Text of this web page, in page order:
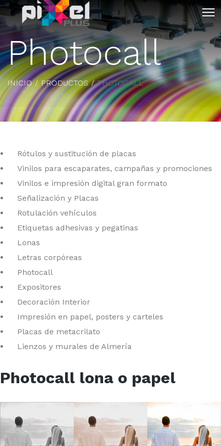
Photocall
INICIO PRODUCTOS PHOTOCALL
Rótulos y sustitución de placas
Vinilos para escaparates, campañas y promociones
Vinilos e impresión digital gran formato
Señalización y Placas
Rotulación vehículos
Etiquetas adhesivas y pegatinas
Lonas
Letras corpóreas
Photocall
Expositores
Decoración Interior
Impresión en papel, posters y carteles
Placas de metacrilato
Lienzos y murales de Almería
Photocall lona o papel